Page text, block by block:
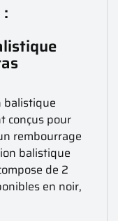
balistique
conçus pour
rembourrage
balistique
de 2
en noir,